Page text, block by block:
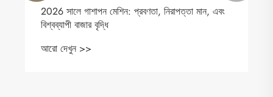
গাশাপন মেশিনের ব্যবসায়িক মূল্য: কেন তারা খুচরা বিক্রেতাদের
জন্য একটি লাভজনক বিনিয়োগ
আরো দেখুন >>